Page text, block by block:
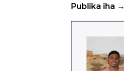
Publika iha →